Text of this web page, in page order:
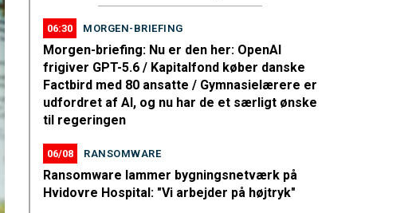
06:30 MORGEN-BRIEFING
Morgen-briefing: Nu er den her: OpenAI
frigiver GPT-5.6 / Kapitalfond køber danske
Factbird med 80 ansatte / Gymnasielærere er
udfordret af AI, og nu har de et særligt ønske
til regeringen
06/08 RANSOMWARE
Ransomware lammer bygningsnetværk på
Hvidovre Hospital: "Vi arbejder på højtryk"